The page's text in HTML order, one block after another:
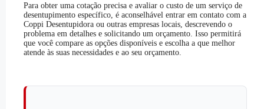
Para obter uma cotação precisa e avaliar o custo de um serviço de
desentupimento específico, é aconselhável entrar em contato com a
Coppi Desentupidora ou outras empresas locais, descrevendo o
problema em detalhes e solicitando um orçamento. Isso permitirá
que você compare as opções disponíveis e escolha a que melhor
atende às suas necessidades e ao seu orçamento.